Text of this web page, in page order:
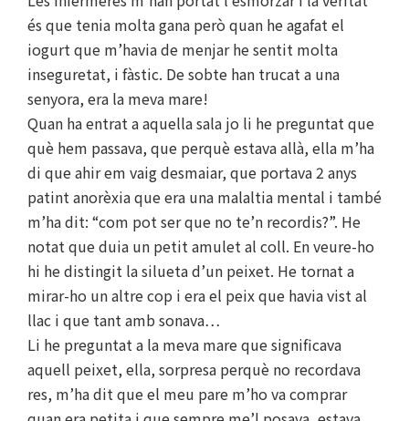
és que tenia molta gana però quan he agafat el
iogurt que m’havia de menjar he sentit molta
inseguretat, i fàstic. De sobte han trucat a una
senyora, era la meva mare!
Quan ha entrat a aquella sala jo li he preguntat que
què hem passava, que perquè estava allà, ella m’ha
di que ahir em vaig desmaiar, que portava 2 anys
patint anorèxia que era una malaltia mental i també
m’ha dit: “com pot ser que no te’n recordis?”. He
notat que duia un petit amulet al coll. En veure-ho
hi he distingit la silueta d’un peixet. He tornat a
mirar-ho un altre cop i era el peix que havia vist al
llac i que tant amb sonava…
Li he preguntat a la meva mare que significava
aquell peixet, ella, sorpresa perquè no recordava
res, m’ha dit que el meu pare m’ho va comprar